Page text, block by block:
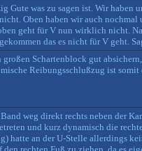
Gute was zu sagen ist. Wir
Oben haben wir auch nochmal
geht für V nun wirklich nicht.
das es nicht für V geht.
Schartenblock gut
Reibungsschlußzug ist
weg direkt rechts neben der
und kurz dynamisch die
hatte an der U-Stelle allerdings